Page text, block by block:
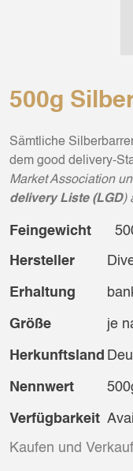
500g
Sämtliche
dem good delivery-
Market Association
delivery Liste (LGD)
Feingewicht
Hersteller
Erhaltung
Größe je
Herkunftsland
Nennwert
Verfügbarkeit
Kaufen und